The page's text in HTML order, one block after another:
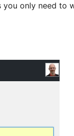
only need to